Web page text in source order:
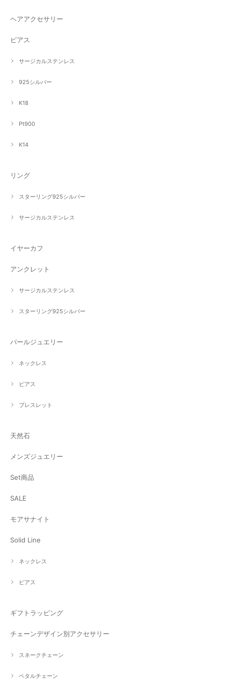
ヘアアクセサリー
ピアス
サージカルステンレス
925シルバー
K18
Pt900
K14
リング
スターリング925シルバー
サージカルステンレス
イヤーカフ
アンクレット
サージカルステンレス
スターリング925シルバー
パールジュエリー
ネックレス
ピアス
ブレスレット
天然石
メンズジュエリー
Set商品
SALE
モアサナイト
Solid Line
ネックレス
ピアス
ギフトラッピング
チェーンデザイン別アクセサリー
スネークチェーン
ペタルチェーン